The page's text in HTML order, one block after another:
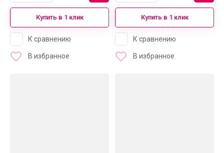
Купить в 1 клик
К сравнению
В избранное
Купить в 1 клик
К сравнению
В избранное